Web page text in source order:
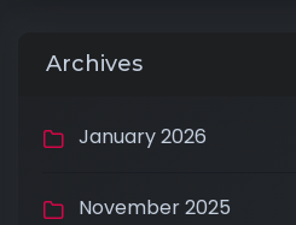
Archives
January 2026
November 2025